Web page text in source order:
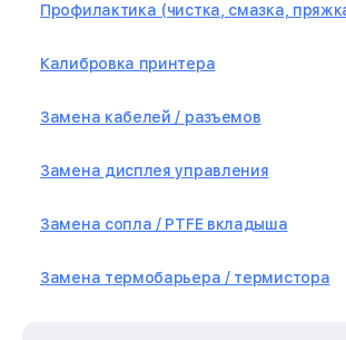
Профилактика (чистка, смазка,
Калибровка принтера
Замена кабелей / разъемов
Замена дисплея управления
Замена сопла / PTFE вкладыша
Замена термобарьера / термистора